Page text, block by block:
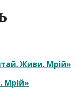
Живи. Мрій»
Мрій»